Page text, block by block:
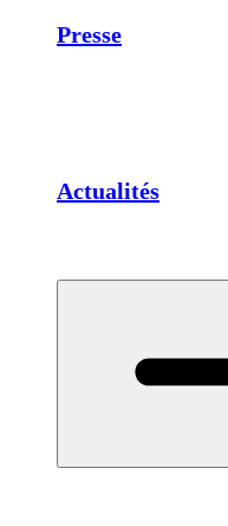
Presse
Actualités